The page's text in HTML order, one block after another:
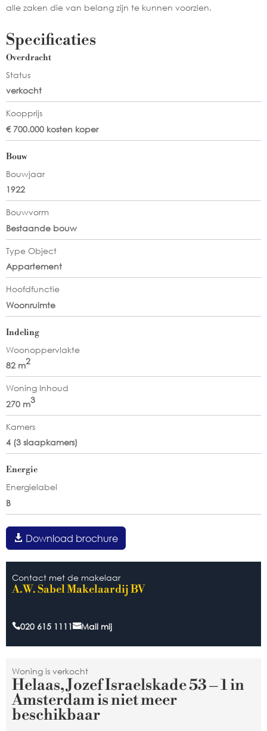
alle zaken die van belang zijn te kunnen voorzien.
Specificaties
Overdracht
Status
verkocht
Koopprijs
€ 700.000 kosten koper
Bouw
Bouwjaar
1922
Bouwvorm
Bestaande bouw
Type Object
Appartement
Hoofdfunctie
Woonruimte
Indeling
Woonoppervlakte
82 m2
Woning Inhoud
270 m3
Kamers
4 (3 slaapkamers)
Energie
Energielabel
B
Download brochure
Contact met de makelaar
A.W. Sabel Makelaardij BV
020 615 1111 Mail mij
Woning is verkocht
Helaas, Jozef Israelskade 53 – 1 in
Amsterdam is niet meer
beschikbaar